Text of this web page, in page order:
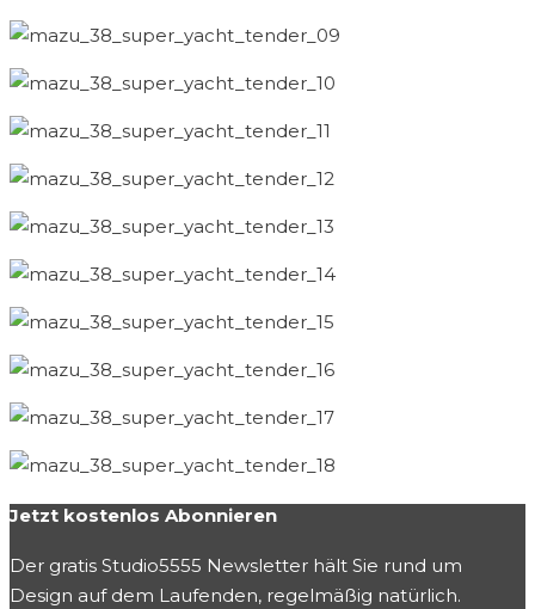
Jetzt kostenlos Abonnieren
Der gratis Studio5555 Newsletter hält Sie rund um
Design auf dem Laufenden, regelmäßig natürlich.